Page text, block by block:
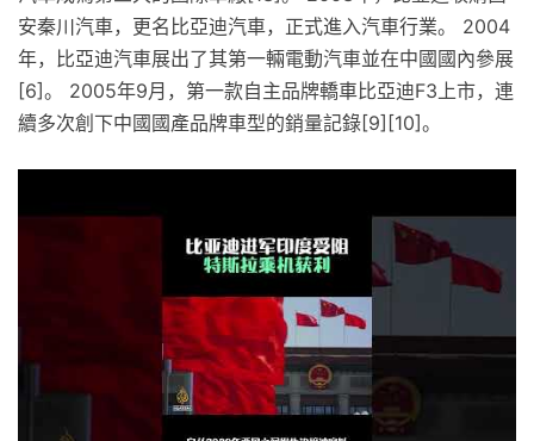
安秦川汽車，更名比亞迪汽車，正式進入汽車行業。 2004
年，比亞迪汽車展出了其第一輛電動汽車並在中國國內參展
[6]。 2005年9月，第一款自主品牌轎車比亞迪F3上市，連
續多次創下中國國產品牌車型的銷量記錄[9][10]。